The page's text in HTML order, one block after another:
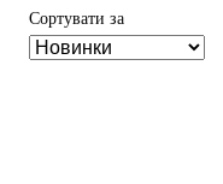
Сортувати за